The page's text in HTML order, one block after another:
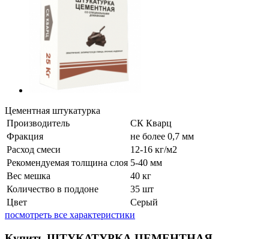
Цементная штукатурка
Производитель
СК Кварц
Фракция
не более 0,7 мм
Расход смеси
12-16 кг/м2
Рекомендуемая толщина слоя 5-40 мм
Вес мешка
40 кг
Количество в поддоне
35 шт
Цвет
Серый
посмотреть все характеристики